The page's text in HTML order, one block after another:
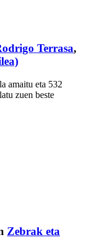
Terrasa,
amaitu eta 532
zuen beste
Zebrak eta